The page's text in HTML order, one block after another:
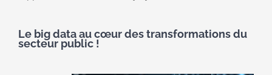
Le big data au cœur des transformations du
secteur public !